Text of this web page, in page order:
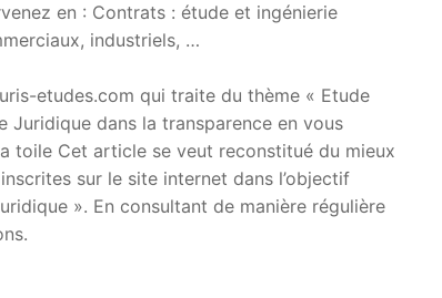
en : Contrats : étude et ingénierie
industriels, …
etudes.com qui traite du thème « Etude
dans la transparence en vous
toile Cet article se veut reconstitué du mieux
sur le site internet dans l’objectif
». En consultant de manière régulière